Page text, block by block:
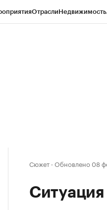
ОтраслиНедвижимость
Сюжет · Обновлено 08